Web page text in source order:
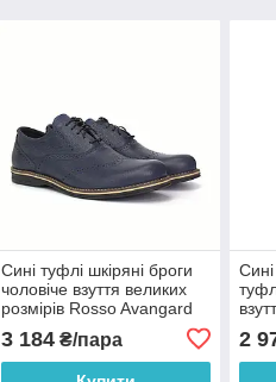
Сині туфлі шкіряні броги
чоловіче взуття великих
розмірів Rosso Avangard
СOMFORT Lether Blu BS
3 184₴/пара 2